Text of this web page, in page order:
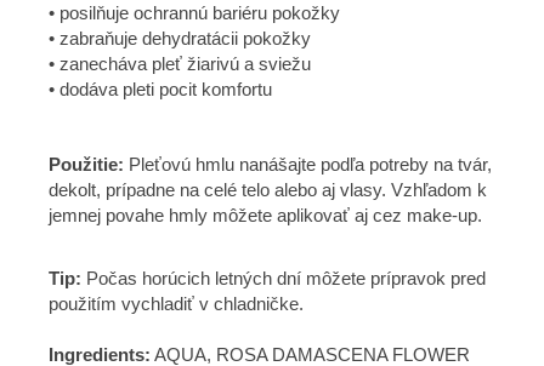
• posilňuje ochrannú bariéru pokožky
• zabraňuje dehydratácii pokožky
• zanecháva pleť žiarivú a sviežu
• dodáva pleti pocit komfortu
Použitie: Pleťovú hmlu nanášajte podľa potreby na tvár,
dekolt, prípadne na celé telo alebo aj vlasy. Vzhľadom k
jemnej povahe hmly môžete aplikovať aj cez make-up.
Tip: Počas horúcich letných dní môžete prípravok pred
použitím vychladiť v chladničke.
Ingredients: AQUA, ROSA DAMASCENA FLOWER